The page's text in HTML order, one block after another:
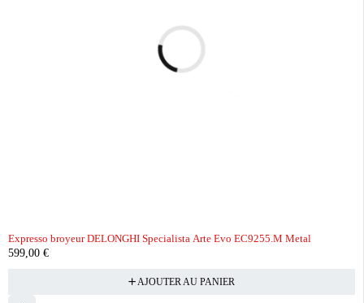
Expresso broyeur DELONGHI Specialista Arte Evo EC9255.M Metal
599,00 €
AJOUTER AU PANIER